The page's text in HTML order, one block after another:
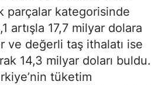
parçalar kategorisinde
artışla 17,7 milyar dolara
ve değerli taş ithalatı ise
14,3 milyar doları buldu.
tüketim